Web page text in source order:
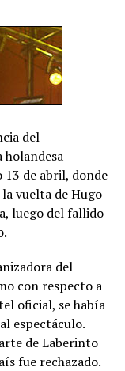
del
holandesa
de abril, donde
vuelta de Hugo
luego del fallido
del
con respecto a
oficial, se había
espectáculo.
de Laberinto
fue rechazado.